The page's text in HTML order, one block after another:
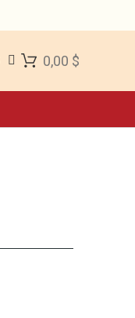
0,00 $